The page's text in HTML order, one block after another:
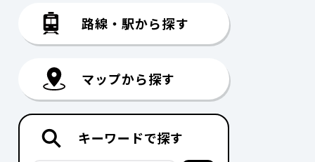
路線・駅から探す
マップから探す
キーワードで探す